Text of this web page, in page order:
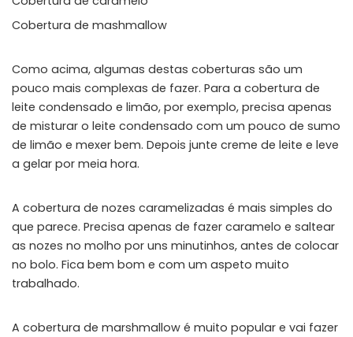
Cobertura de mashmallow
Como acima, algumas destas coberturas são um
pouco mais complexas de fazer. Para a cobertura de
leite condensado e limão, por exemplo, precisa apenas
de misturar o leite condensado com um pouco de sumo
de limão e mexer bem. Depois junte creme de leite e leve
a gelar por meia hora.
A cobertura de nozes caramelizadas é mais simples do
que parece. Precisa apenas de fazer caramelo e saltear
as nozes no molho por uns minutinhos, antes de colocar
no bolo. Fica bem bom e com um aspeto muito
trabalhado.
A cobertura de marshmallow é muito popular e vai fazer